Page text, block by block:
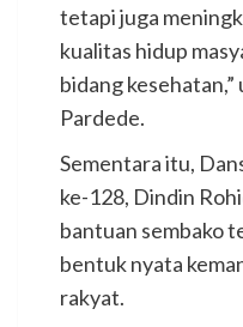
tetapi juga
kualitas hidup
bidang
Pardede.
Sementara itu,
ke-128, Dindin
bantuan sembako
bentuk nyata
rakyat.